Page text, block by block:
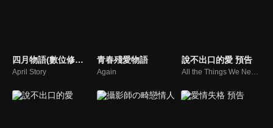
四月物語(數位修復版)
April Story
青春殘愛物語
Again
說不出口的愛 預告
All the Things We Never Said